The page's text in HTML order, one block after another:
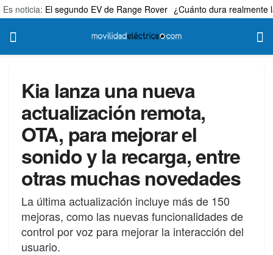
Es noticia: El segundo EV de Range Rover ¿Cuánto dura realmente
Kia lanza una nueva
actualización remota,
OTA, para mejorar el
sonido y la recarga, entre
otras muchas novedades
La última actualización incluye más de 150
mejoras, como las nuevas funcionalidades de
control por voz para mejorar la interacción del
usuario.